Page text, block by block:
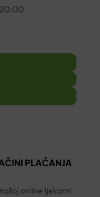
PLAĆANJA
online ljekarni